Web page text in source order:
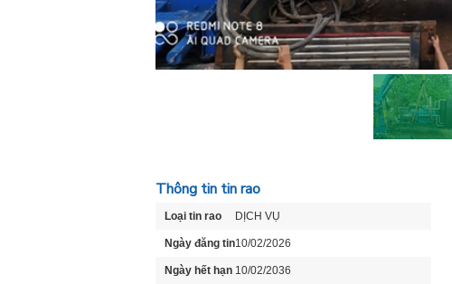
Thông tin tin rao
Loại tin rao DỊCH VỤ
Ngày đăng tin10/02/2026
Ngày hết hạn 10/02/2036